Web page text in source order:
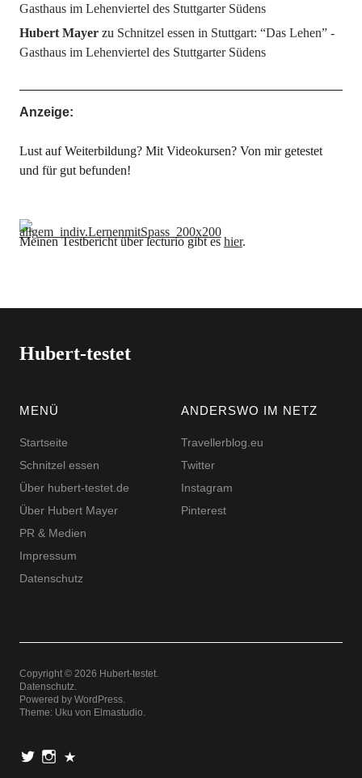
Gasthaus im Lehenviertel des Stuttgarter Südens
Hubert Mayerzu Schnitzel essen in Stuttgart: “Das Lehen” -
Gasthaus im Lehenviertel des Stuttgarter Südens
Anzeige:
Lust auf Weiterbildung? Mit Videokursen? Von mir getestet
und für gut befunden!
Meinen Testbericht über lecturio gibt eshier.
Hubert-testet
MENÜ
Startseite
Schnitzel essen
Über hubert-testet.de
Über Hubert Mayer
PR & Medien
Impressum
Datenschutz
ANDERSWO IM NETZ
Travellerblog.eu
Twitter
Instagram
Pinterest
Copyright © 2026 Hubert-testet
Datenschutz
Powered by WordPress
Theme: Uku von Elmastudio